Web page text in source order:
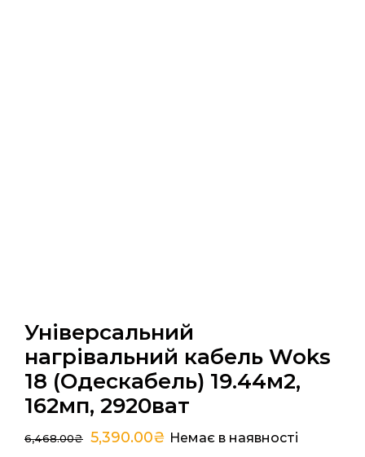
Універсальний
нагрівальний кабель Woks
18 (Одескабель) 19.44м2,
162мп, 2920ват
6,468.00₴ 5,390.00₴ Немає в наявності